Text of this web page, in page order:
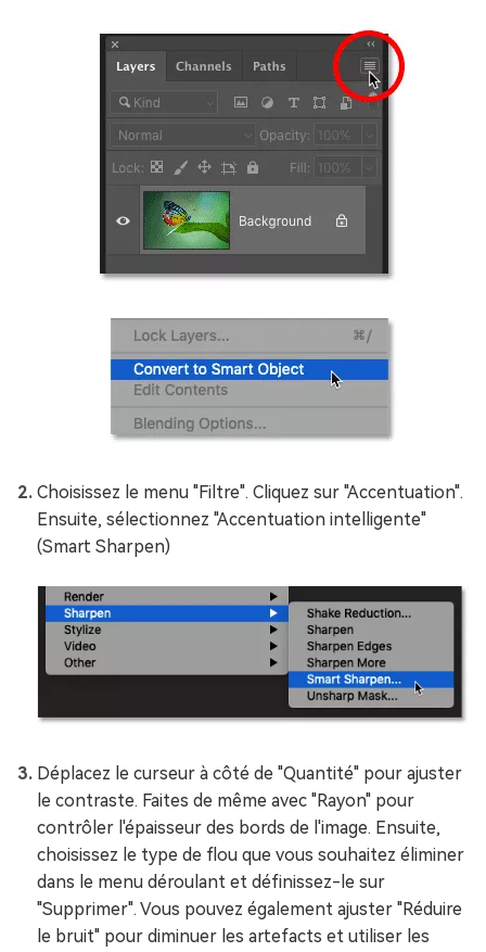
Choisissez le menu "Filtre". Cliquez sur "Accentuation".
Ensuite, sélectionnez "Accentuation intelligente"
(Smart Sharpen)
Déplacez le curseur à côté de "Quantité" pour ajuster
le contraste. Faites de même avec "Rayon" pour
contrôler l'épaisseur des bords de l'image. Ensuite,
choisissez le type de flou que vous souhaitez éliminer
dans le menu déroulant et définissez-le sur
"Supprimer". Vous pouvez également ajuster "Réduire
le bruit" pour diminuer les artefacts et utiliser les